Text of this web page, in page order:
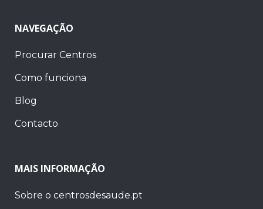
NAVEGAÇÃO
Procurar Centros
Como funciona
Blog
Contacto
MAIS INFORMAÇÃO
Sobre o centrosdesaude.pt